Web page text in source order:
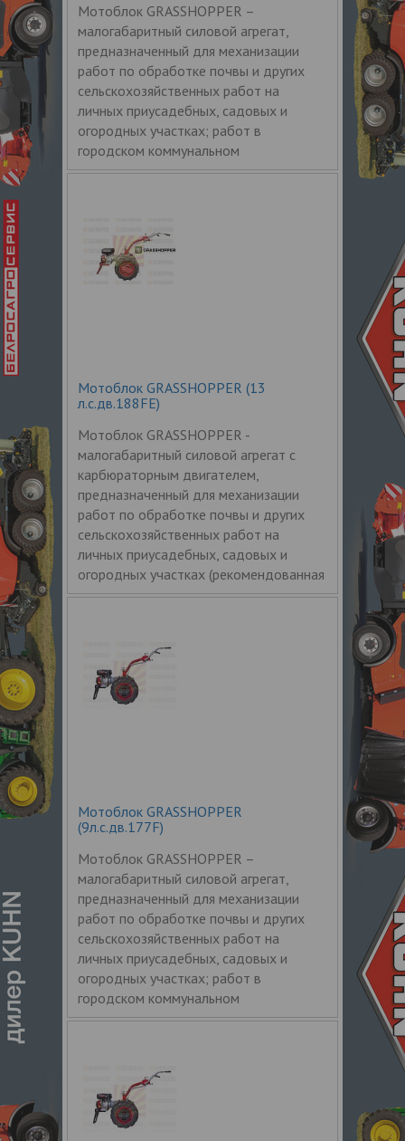
Мотоблок GRASSHOPPER –
малогабаритный силовой агрегат,
предназначенный для механизации
работ по обработке почвы и других
сельскохозяйственных работ на
личных приусадебных, садовых и
огородных участках; работ в
городском коммунальном
Мотоблок GRASSHOPPER (13
л.с.дв.188FE)
Мотоблок GRASSHOPPER -
малогабаритный силовой агрегат с
карбюраторным двигателем,
предназначенный для механизации
работ по обработке почвы и других
сельскохозяйственных работ на
личных приусадебных, садовых и
огородных участках (рекомендованная
Мотоблок GRASSHOPPER
(9л.с.дв.177F)
Мотоблок GRASSHOPPER –
малогабаритный силовой агрегат,
предназначенный для механизации
работ по обработке почвы и других
сельскохозяйственных работ на
личных приусадебных, садовых и
огородных участках; работ в
городском коммунальном